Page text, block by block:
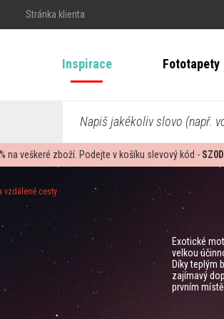
Stránka klienta
Inspirace Fototapety
Napiš jakékoliv slovo (např.
na veškeré zboží. Podejte v košíku slevový kód -
vzdálené cesty
Exotické
velkou
Díky teplým
zajímavý
prvním